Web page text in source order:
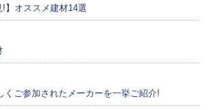
!】オススメ建材14選
くご参加されたメーカーを一挙ご紹介!